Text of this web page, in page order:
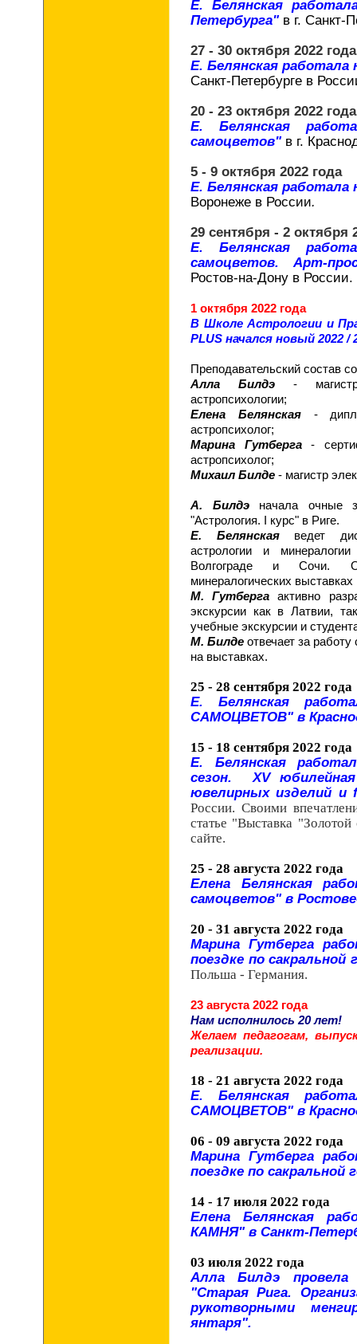
Е. Белянская
Петербурга" в г. Санкт-
27 - 30 октября 2022 года
Е. Белянская
Санкт-Петербурге в
20 - 23 октября 2022 года
Е. Белянская
самоцветов" в г.
5 - 9 октября 2022 года
Е. Белянская
Воронеже в России.
29 сентября - 2 октября
Е. Белянская
самоцветов. Арт-
Ростов-на-Дону в России.
1 октября 2022 года
В Школе Астрологии и
PLUS начался новый 2022 /
Преподавательский состав
Алла Билдэ - магистр
астропсихологии;
Елена Белянская-
астропсихолог;
Марина Гутберга-
астропсихолог;
Михаил Билде - магистр
А. Билдэ начала очные
"Астрология. I курс" в Риге.
Е. Белянскаяведет
астрологии и
Волгограде и Сочи.
минералогических
М. Гутберга активно
экскурсии как в Латвии,
учебные экскурсии и
М. Билде отвечает за работу
на выставках.
25 - 28 сентября 2022 года
Е. Белянская
САМОЦВЕТОВ" в
15 - 18 сентября 2022 года
Е. Белянская
сезон. ХV
ювелирных изделий и
России. Своими
статье "Выставка
сайте.
25 - 28 августа 2022 года
Елена Белянская
самоцветов" в
20 - 31 августа 2022 года
Марина Гутберга
поездке по сакральной
Польша - Германия.
23 августа 2022 года
Нам исполнилось 20 лет!
Желаем педагогам,
реализации.
18 - 21 августа 2022 года
Е. Белянская
САМОЦВЕТОВ" в
06 - 09 августа 2022 года
Марина Гутберга
поездке по сакральной
14 - 17 июля 2022 года
Елена Белянская
КАМНЯ" в Санкт-
03 июля 2022 года
Алла Билдэ провела
"Старая Рига.
рукотворными
янтаря".